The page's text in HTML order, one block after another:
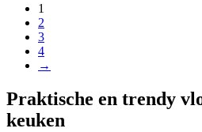
1
2
3
4
→
Praktische en trendy
keuken